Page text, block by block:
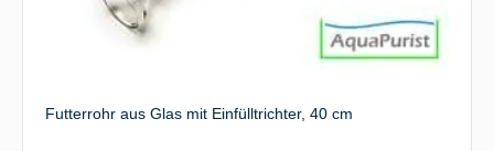
Futterrohr aus Glas mit Einfülltrichter, 40 cm